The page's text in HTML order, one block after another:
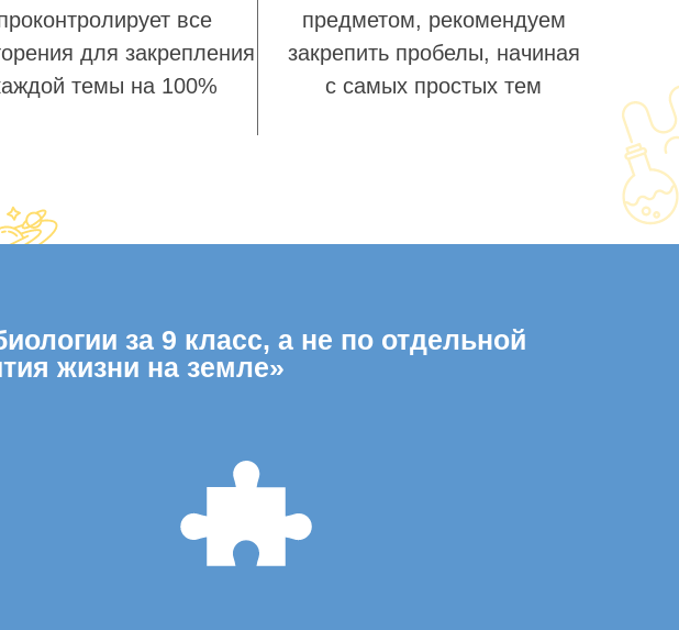
все
для закрепления
темы на 100%
предметом, рекомендуем
закрепить пробелы, начиная
с самых простых тем
за 9 класс, а не по отдельной
жизни на земле»